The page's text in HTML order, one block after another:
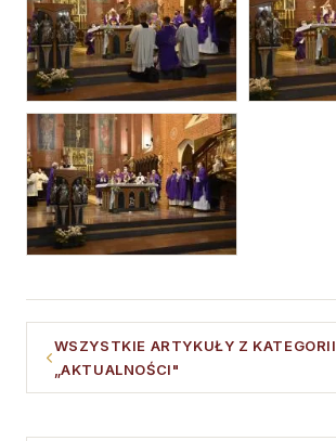
WSZYSTKIE ARTYKUŁY Z KATEGORII
„AKTUALNOŚCI"